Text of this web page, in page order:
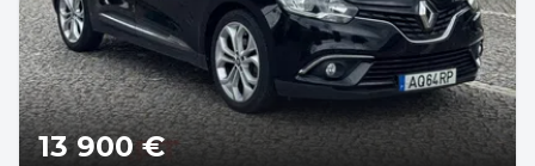
13 900 €